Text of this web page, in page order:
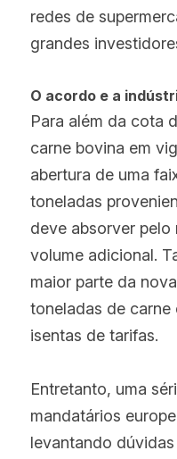
redes de
grandes
O acordo e a
Para além da cota
carne bovina em
abertura de uma
toneladas
deve absorver
volume adicional.
maior parte da
toneladas de
isentas de tarifas.
Entretanto, uma
mandatários
levantando